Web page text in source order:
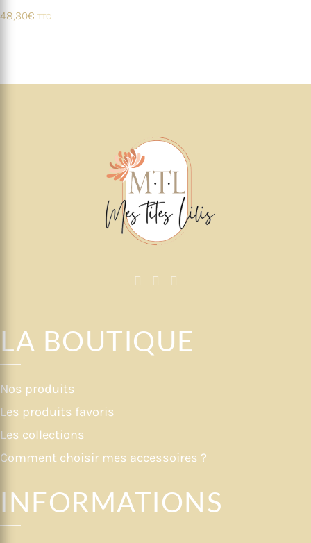
48,30€ TTC
LA BOUTIQUE
Nos produits
Les produits favoris
Les collections
Comment choisir mes accessoires ?
INFORMATIONS